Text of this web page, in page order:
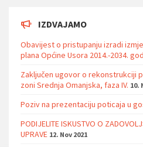
IZDVAJAMO
Obavijest o pristupanju izradi
plana Općine Usora 2014.-2034.
Zaključen ugovor o rekonstrukciji
zoni Srednja Omanjska, faza IV. 10.
Poziv na prezentaciju poticaja u
PODIJELITE ISKUSTVO O
UPRAVE 12. Nov 2021